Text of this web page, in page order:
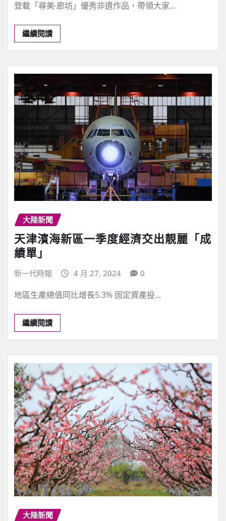
登載「尋美·廊坊」優秀非遺作品，帶領大家…
繼續閱讀
大陸新聞
天津濱海新區一季度經濟交出靚麗「成
績單」
新一代時報 4 月 27, 2024 0
地區生產總值同比增長5.3% 固定資產投…
繼續閱讀
大陸新聞